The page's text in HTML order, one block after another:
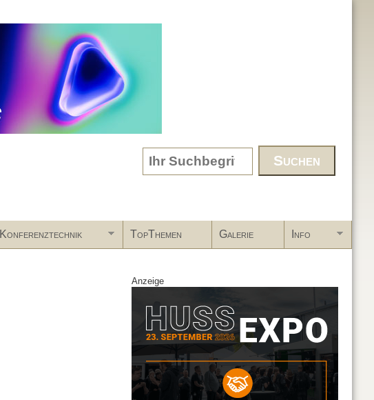
Search form
Konferenztechnik TopThemen Galerie Info
Anzeige